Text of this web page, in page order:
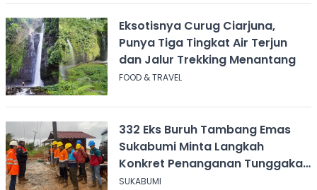
Eksotisnya Curug Ciarjuna,
Punya Tiga Tingkat Air Terjun
dan Jalur Trekking Menantang
FOOD & TRAVEL
332 Eks Buruh Tambang Emas
Sukabumi Minta Langkah
Konkret Penanganan Tunggakan
Gaji Rp8,4 Miliar
SUKABUMI